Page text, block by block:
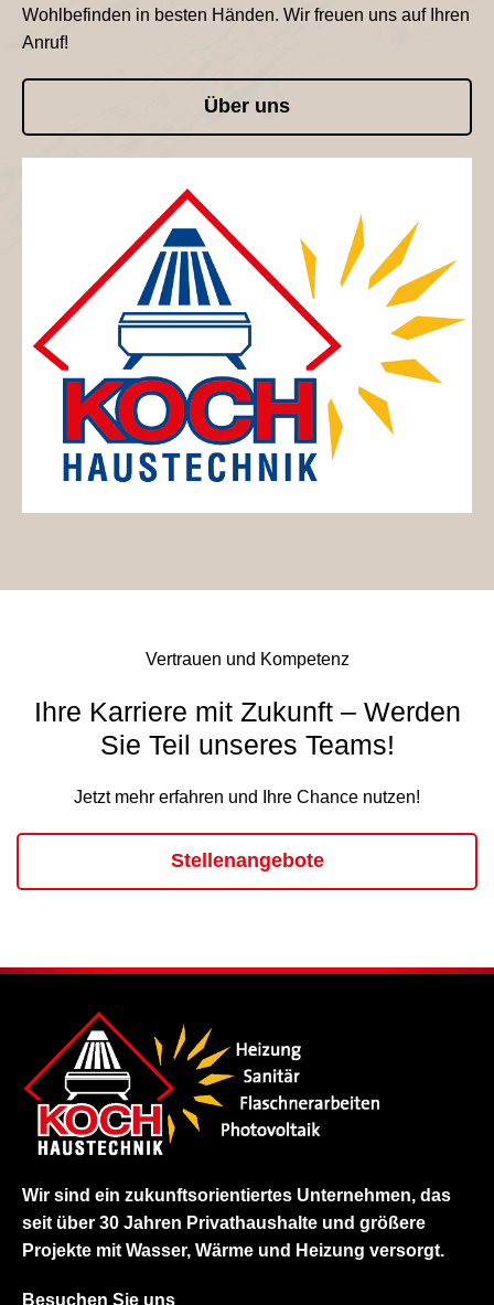
Wohlbefinden in besten Händen. Wir freuen uns auf Ihren
Anruf!
Über uns
Vertrauen und Kompetenz
Ihre Karriere mit Zukunft – Werden
Sie Teil unseres Teams!
Jetzt mehr erfahren und Ihre Chance nutzen!
Stellenangebote
Wir sind ein zukunftsorientiertes Unternehmen, das
seit über 30 Jahren Privathaushalte und größere
Projekte mit Wasser, Wärme und Heizung versorgt.
Besuchen Sie uns